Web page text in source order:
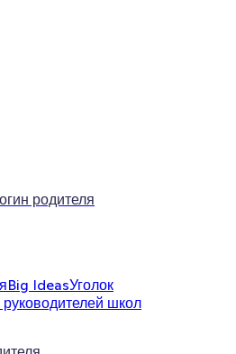
родителя
Big IdeasУголок
школ